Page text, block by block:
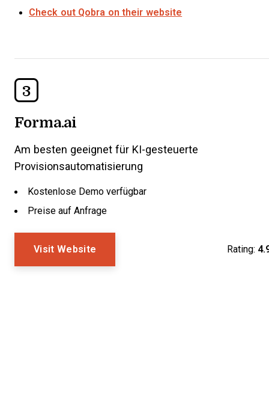
Check out Qobra on their website
3
Forma.ai
Am besten geeignet für KI-gesteuerte
Provisionsautomatisierung
Kostenlose Demo verfügbar
Preise auf Anfrage
Visit Website Rating: